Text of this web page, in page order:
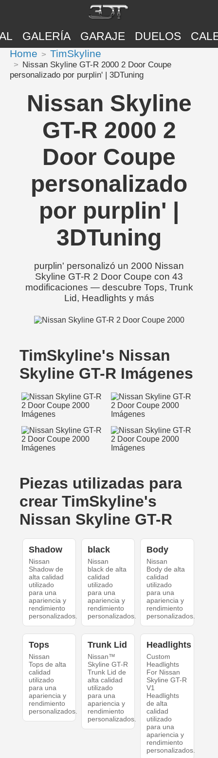
GALERÍA GARAJE DUELOS
Home TimSkyline
Nissan Skyline GT-R 2000 2 Door Coupe
personalizado por purplin' | 3DTuning
Nissan Skyline
GT-R 2000 2
Door Coupe
personalizado
por purplin' |
3DTuning
purplin' personalizó un 2000 Nissan
Skyline GT-R 2 Door Coupe con 43
modificaciones — descubre Tops, Trunk
Lid, Headlights y más
TimSkyline's Nissan
Skyline GT-R Imágenes
Piezas utilizadas para
crear TimSkyline's
Nissan Skyline GT-R
Shadow
Nissan
Shadow de
alta calidad
utilizado
para una
apariencia y
rendimiento
personalizados.
black
Nissan
black de alta
calidad
utilizado
para una
apariencia y
rendimiento
personalizados.
Body
Nissan
Body de alta
calidad
utilizado
para una
apariencia y
rendimiento
personalizados.
Tops
Nissan
Tops de alta
calidad
utilizado
para una
apariencia y
rendimiento
personalizados.
Trunk Lid
Nissan™
Skyline GT-R
Trunk Lid de
alta calidad
utilizado
para una
apariencia y
rendimiento
personalizados.
Headlights
Custom
Headlights
For Nissan
Skyline GT-R
V1
Headlights
de alta
calidad
utilizado
para una
apariencia y
rendimiento
personalizados.